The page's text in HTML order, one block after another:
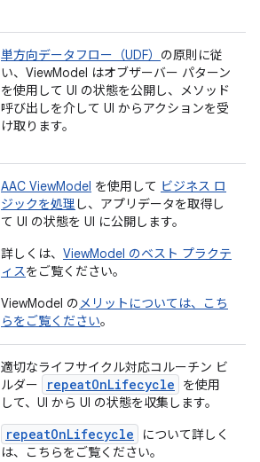
単方向データフロー（UDF） の原則に従
い、ViewModel はオブザーバー パターン
を使用して UI の状態を公開し、メソッド
呼び出しを介して UI からアクションを受
け取ります。
AAC ViewModel を使用して ビジネス ロ
ジックを処理 し、アプリデータを取得し
て UI の状態を UI に公開します。
詳しくは、 ViewModel のベスト プラクテ
ィスをご覧ください。
ViewModel のメリットについては、こち
らをご覧ください。
適切なライフサイクル対応コルーチン ビ
ルダー
repeatOnLifecycle
を使用
して、UI から UI の状態を収集します。
repeatOnLifecycle
について詳しく
は、こちらをご覧ください。